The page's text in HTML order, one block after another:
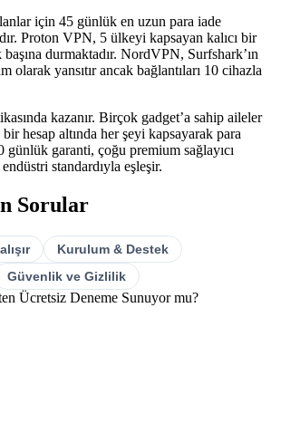
için 45 günlük en uzun para iade
Proton VPN, 5 ülkeyi kapsayan kalıcı bir
durmaktadır. NordVPN, Surfshark’ın
olarak yansıtır ancak bağlantıları 10 cihazla
kazanır. Birçok gadget’a sahip aileler
hesap altında her şeyi kapsayarak para
günlük garanti, çoğu premium sağlayıcı
standardıyla eşleşir.
Sorular
Kurulum & Destek
Güvenlik ve Gizlilik
Ücretsiz Deneme Sunuyor mu?